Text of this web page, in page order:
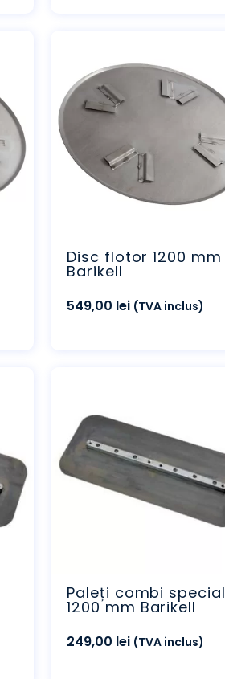
Disc flotor 1200 mm
Barikell
549,00 lei (TVA inclus)
Paleți combi special
1200 mm Barikell
249,00 lei (TVA inclus)